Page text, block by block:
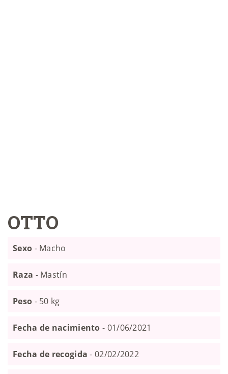
OTTO
Sexo - Macho
Raza - Mastín
Peso - 50 kg
Fecha de nacimiento - 01/06/2021
Fecha de recogida - 02/02/2022